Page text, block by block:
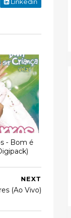
- Bom é
NEXT
(Ao Vivo)